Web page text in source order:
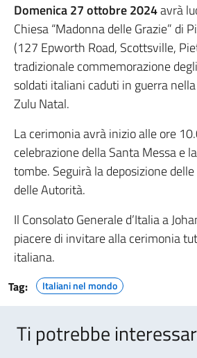
Domenica 27 ottobre 2024avrà
Chiesa “Madonna delle Grazie” di
(127 Epworth Road, Scottsville,
tradizionale commemorazione
soldati italiani caduti in guerra
Zulu Natal.
La cerimonia avrà inizio alle ore
celebrazione della Santa Messa e
tombe. Seguirà la deposizione
delle Autorità.
Il Consolato Generale d’Italia a
piacere di invitare alla cerimonia
italiana.
Tag: Italiani nel mondo
Ti potrebbe